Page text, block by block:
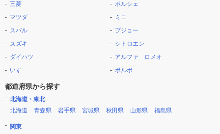
三菱
マツダ
スバル
スズキ
ダイハツ
いすゞ
ポルシェ
ミニ
プジョー
シトロエン
アルファ ロメオ
ボルボ
都道府県から探す
北海道・東北
北海道
青森県 岩手県 宮城県 秋田県 山形県 福島県
関東